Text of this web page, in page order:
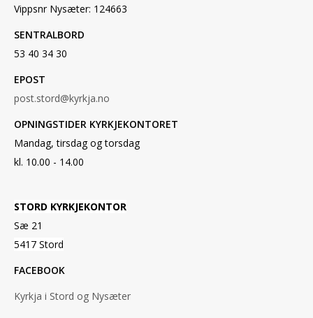
Vippsnr Nysæter: 124663
SENTRALBORD
53 40 34 30
EPOST
post.stord@kyrkja.no
OPNINGSTIDER KYRKJEKONTORET
Mandag, tirsdag og torsdag
kl. 10.00 - 14.00
STORD KYRKJEKONTOR
Sæ 21
5417 Stord
FACEBOOK
Kyrkja i Stord og Nysæter